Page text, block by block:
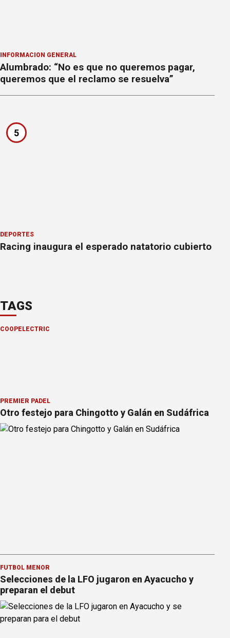
INFORMACION GENERAL
Alumbrado: “No es que no queremos pagar,
queremos que el reclamo se resuelva”
5
DEPORTES
Racing inaugura el esperado natatorio cubierto
TAGS
COOPELECTRIC
PREMIER PÁDEL
Otro festejo para Chingotto y Galán en Sudáfrica
FÚTBOL MENOR
Selecciones de la LFO jugaron en Ayacucho y
preparan el debut